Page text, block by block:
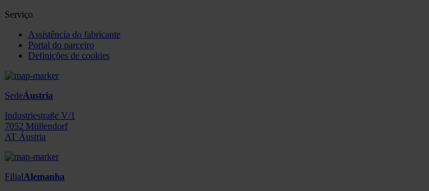
Serviço
Assistência do fabricante
Portal do parceiro
Definições de cookies
SedeÁustria
Industriestraße V/1
7052 Müllendorf
AT Áustria
FilialAlemanha